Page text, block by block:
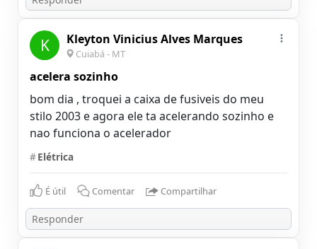
K Kleyton Vinicius Alves Marques
Cuiabá - MT
acelera sozinho
bom dia , troquei a caixa de fusiveis do meu
stilo 2003 e agora ele ta acelerando sozinho e
nao funciona o acelerador
#Elétrica
É útil Comentar Compartilhar